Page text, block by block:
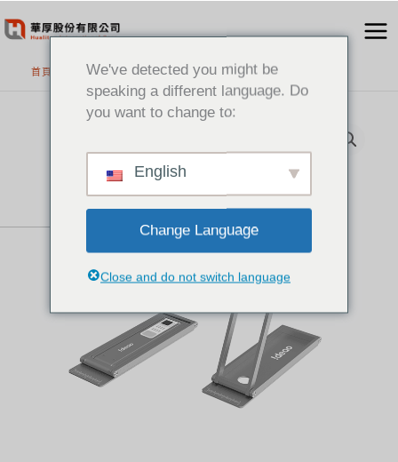
至
首頁 精選產品
We've detected you might be
speaking a different language. Do
you want to change to:
English
Change Language
Close and do not switch language